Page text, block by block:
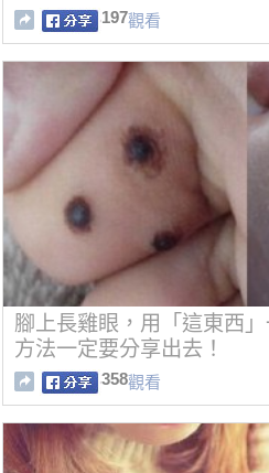
197觀看
腳上長雞眼，用「這東西
方法一定要分享出去！
358觀看